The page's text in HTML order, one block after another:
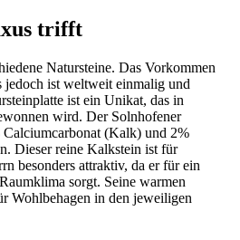
trifft
Natursteine. Das Vorkommen
jedoch ist weltweit einmalig und
ist ein Unikat, das in
wird. Der Solnhofener
Calciumcarbonat (Kalk) und 2%
Dieser reine Kalkstein ist für
besonders attraktiv, da er für ein
sorgt. Seine warmen
Wohlbehagen in den jeweiligen